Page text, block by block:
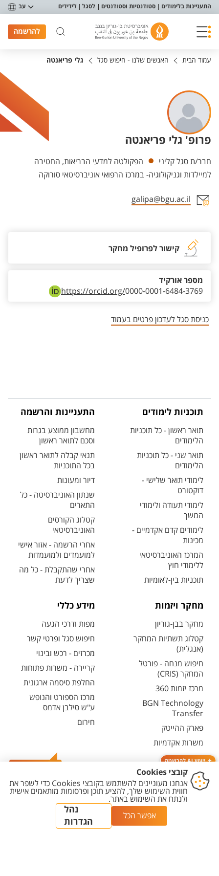
תפריט נגישות
התעניינות בלימודים סטודנטיות וסטודנטים לסגל לידידים עב
להרשמה
ייעוץ AI להרשמה
עמוד הבית האנשים שלנו - חיפוש סגל גלי פריאנטה
פרופ' גלי פריאנטה
יחידות
חבר/ת סגל קליני
הפקולטה למדעי הבריאות, החטיבה
למיילדות וגניקולוגיה- במרכז הרפואי אוניברסיטאי סורוקה
galipa@bgu.ac.il
קישור לפרופיל מחקר
https://orcid.org/0000-0001-6484-3769
מספר אורקיד
כניסת סגל לעדכון פרטים בעמוד
תוכניות לימודים
תואר ראשון - כל תוכניות
הלימודים
תואר שני - כל תוכניות
הלימודים
לימודי תואר שלישי -
דוקטורט
לימודי תעודה ולימודי
המשך
לימודים קדם אקדמיים -
מכינות
המרכז האוניברסיטאי
ללימודי חוץ
תוכניות בין-לאומיות
התעניינות והרשמה
מחשבון ממוצע בגרות
וסכם לתואר ראשון
תנאי קבלה לתואר ראשון
בכל התוכניות
דיור ומעונות
שנתון האוניברסיטה - כל
התארים
קטלוג הקורסים
האוניברסיטאי
אחרי הרשמה - אזור אישי
למועמדים ולמועמדות
אחרי שהתקבלת - כל מה
שצריך לדעת
מחקר ויזמות
מחקר בבן-גוריון
קטלוג תשתיות המחקר
(אנגלית)
חיפוש מנחה - פורטל
המחקר (CRIS)
מרכז יזמות 360
BGN Technology
Transfer
פארק ההייטק
משרות אקדמיות
מידע כללי
מפות ודרכי הגעה
חיפוש סגל ופרטי קשר
מכרזים - רכש ובינוי
קריירה - משרות פתוחות
החלפת סיסמה ארגונית
מרכז הספורט והנופש
ע"ש סילבן אדמס
חירום
נגישות
מדיניות
מדיניות עריכת
תוכן